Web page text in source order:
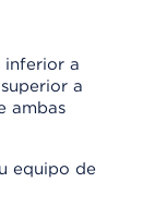
inferior a
a
ambas
equipo de